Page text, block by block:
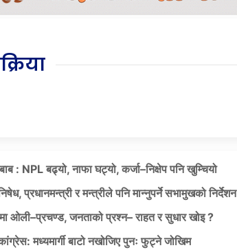
: NPL बढ्यो, नाफा घट्यो, कर्जा–निक्षेप पनि खुम्चियो
प्रधानमन्त्री र मन्त्रीले पनि मान्नुपर्ने सभामुखको निर्देशन
ओली–प्रचण्ड, जनताको प्रश्न– राहत र सुधार खोइ ?
मध्यमार्गी बाटो नखोजिए पुनः फुट्ने जोखिम